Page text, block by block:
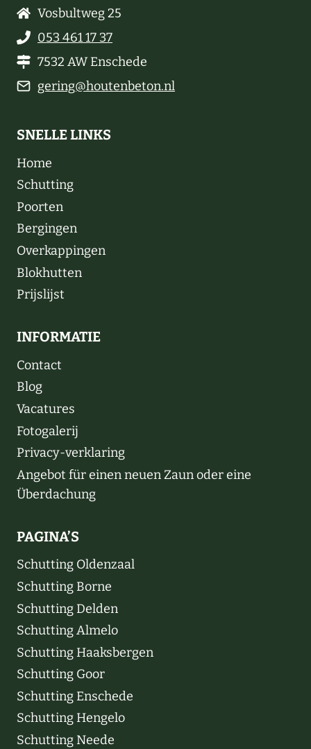
Vosbultweg 25
053 461 17 37
7532 AW Enschede
gering@houtenbeton.nl
SNELLE LINKS
Home
Schutting
Poorten
Bergingen
Overkappingen
Blokhutten
Prijslijst
INFORMATIE
Contact
Blog
Vacatures
Fotogalerij
Privacy-verklaring
Angebot für einen neuen Zaun oder eine
Überdachung
PAGINA’S
Schutting Oldenzaal
Schutting Borne
Schutting Delden
Schutting Almelo
Schutting Haaksbergen
Schutting Goor
Schutting Enschede
Schutting Hengelo
Schutting Neede